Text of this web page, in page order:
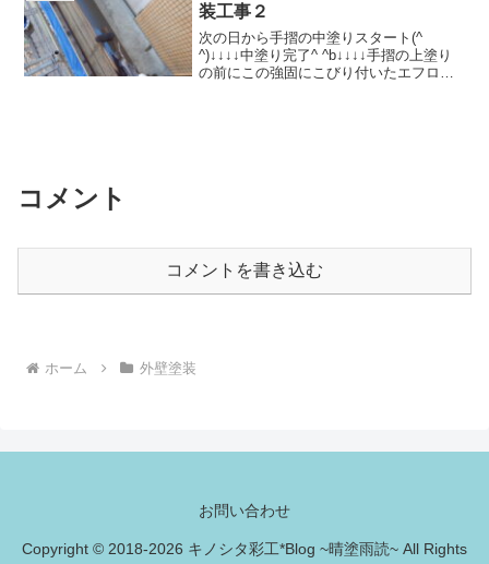
装工事２
次の日から手摺の中塗りスタート(^
^)↓↓↓↓中塗り完了^ ^b↓↓↓↓手摺の上塗り
の前にこの強固にこびり付いたエフロを
コメント
コメントを書き込む
ホーム 外壁塗装
お問い合わせ
Copyright © 2018-2026 キノシタ彩工*Blog ~晴塗雨読~ All Rights